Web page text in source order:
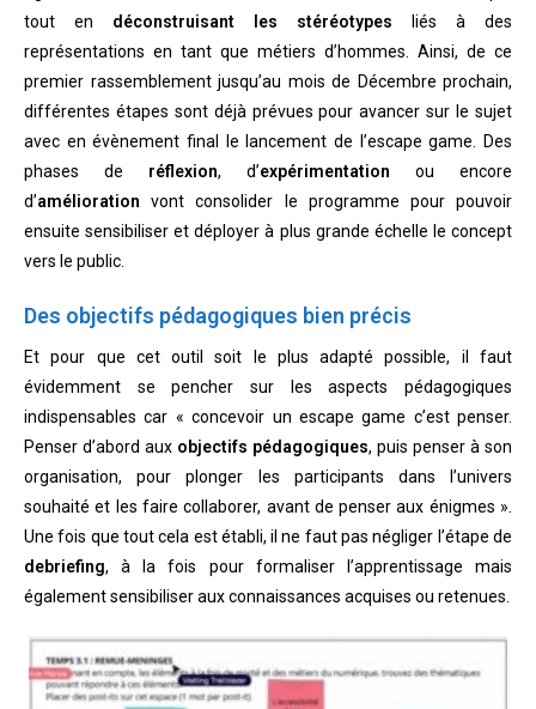
tout en déconstruisant les stéréotypes liés à des
représentations en tant que métiers d’hommes. Ainsi, de ce
premier rassemblement jusqu’au mois de Décembre prochain,
différentes étapes sont déjà prévues pour avancer sur le sujet
avec en évènement final le lancement de l’escape game. Des
phases de réflexion, d’expérimentation ou encore
d’amélioration vont consolider le programme pour pouvoir
ensuite sensibiliser et déployer à plus grande échelle le concept
vers le public.
Des objectifs pédagogiques bien précis
Et pour que cet outil soit le plus adapté possible, il faut
évidemment se pencher sur les aspects pédagogiques
indispensables car « concevoir un escape game c’est penser.
Penser d’abord aux objectifs pédagogiques, puis penser à son
organisation, pour plonger les participants dans l’univers
souhaité et les faire collaborer, avant de penser aux énigmes ».
Une fois que tout cela est établi, il ne faut pas négliger l’étape de
debriefing, à la fois pour formaliser l’apprentissage mais
également sensibiliser aux connaissances acquises ou retenues.